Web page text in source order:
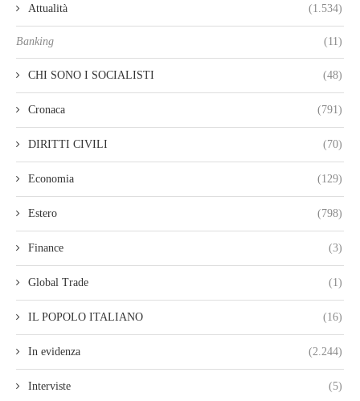
Attualità (1.534)
Banking (11)
CHI SONO I SOCIALISTI (48)
Cronaca (791)
DIRITTI CIVILI (70)
Economia (129)
Estero (798)
Finance (3)
Global Trade (1)
IL POPOLO ITALIANO (16)
In evidenza (2.244)
Interviste (5)